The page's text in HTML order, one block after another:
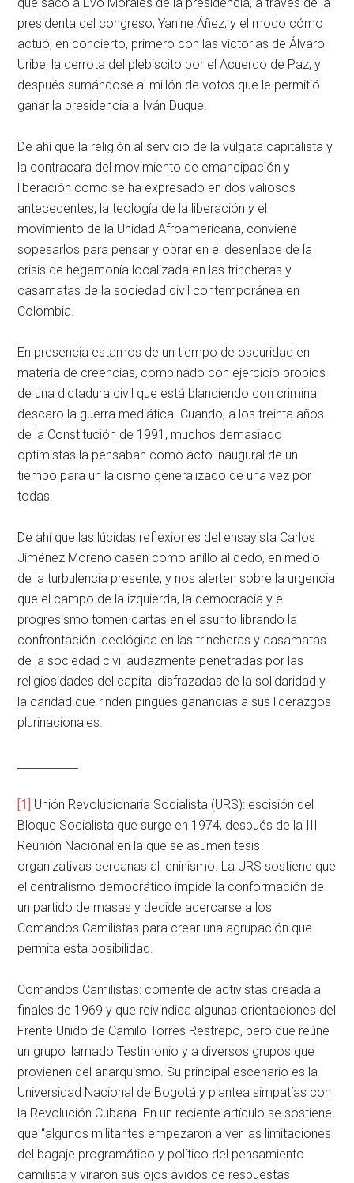
presidenta del congreso, Yanine Áñez; y el modo cómo
actuó, en concierto, primero con las victorias de Álvaro
Uribe, la derrota del plebiscito por el Acuerdo de Paz, y
después sumándose al millón de votos que le permitió
ganar la presidencia a Iván Duque.
De ahí que la religión al servicio de la vulgata capitalista y
la contracara del movimiento de emancipación y
liberación como se ha expresado en dos valiosos
antecedentes, la teología de la liberación y el
movimiento de la Unidad Afroamericana, conviene
sopesarlos para pensar y obrar en el desenlace de la
crisis de hegemonía localizada en las trincheras y
casamatas de la sociedad civil contemporánea en
Colombia.
En presencia estamos de un tiempo de oscuridad en
materia de creencias, combinado con ejercicio propios
de una dictadura civil que está blandiendo con criminal
descaro la guerra mediática. Cuando, a los treinta años
de la Constitución de 1991, muchos demasiado
optimistas la pensaban como acto inaugural de un
tiempo para un laicismo generalizado de una vez por
todas.
De ahí que las lúcidas reflexiones del ensayista Carlos
Jiménez Moreno casen como anillo al dedo, en medio
de la turbulencia presente, y nos alerten sobre la urgencia
que el campo de la izquierda, la democracia y el
progresismo tomen cartas en el asunto librando la
confrontación ideológica en las trincheras y casamatas
de la sociedad civil audazmente penetradas por las
religiosidades del capital disfrazadas de la solidaridad y
la caridad que rinden pingües ganancias a sus liderazgos
plurinacionales.
[1] Unión Revolucionaria Socialista (URS): escisión del
Bloque Socialista que surge en 1974, después de la III
Reunión Nacional en la que se asumen tesis
organizativas cercanas al leninismo. La URS sostiene que
el centralismo democrático impide la conformación de
un partido de masas y decide acercarse a los
Comandos Camilistas para crear una agrupación que
permita esta posibilidad.
Comandos Camilistas: corriente de activistas creada a
finales de 1969 y que reivindica algunas orientaciones del
Frente Unido de Camilo Torres Restrepo, pero que reúne
un grupo llamado Testimonio y a diversos grupos que
provienen del anarquismo. Su principal escenario es la
Universidad Nacional de Bogotá y plantea simpatías con
la Revolución Cubana. En un reciente artículo se sostiene
que “algunos militantes empezaron a ver las limitaciones
del bagaje programático y político del pensamiento
camilista y viraron sus ojos ávidos de respuestas